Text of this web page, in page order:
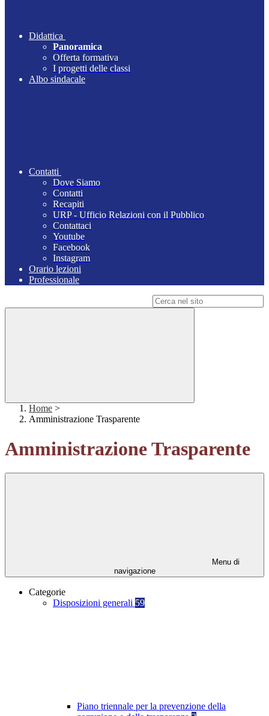
Didattica
Panoramica
Offerta formativa
I progetti delle classi
Albo sindacale
Contatti
Dove Siamo
Contatti
Recapiti
URP - Ufficio Relazioni con il Pubblico
Contattaci
Youtube
Facebook
Instagram
Orario lezioni
Professionale
Home >
Amministrazione Trasparente
Amministrazione Trasparente
Menu di
navigazione
Categorie
Disposizioni generali 59
Piano triennale per la prevenzione della